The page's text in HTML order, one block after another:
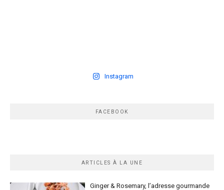
Instagram
FACEBOOK
ARTICLES À LA UNE
Ginger & Rosemary, l’adresse gourmande